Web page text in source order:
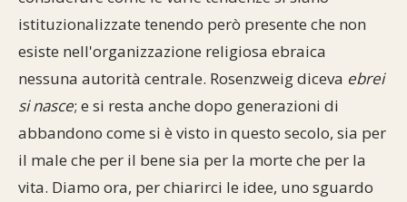
istituzionalizzate tenendo però presente che non
esiste nell'organizzazione religiosa ebraica
nessuna autorità centrale. Rosenzweig diceva ebrei
si nasce; e si resta anche dopo generazioni di
abbandono come si è visto in questo secolo, sia per
il male che per il bene sia per la morte che per la
vita. Diamo ora, per chiarirci le idee, uno sguardo